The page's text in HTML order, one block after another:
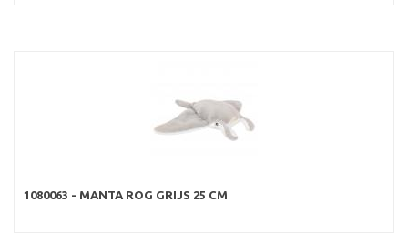
1080063 - MANTA ROG GRIJS 25 CM